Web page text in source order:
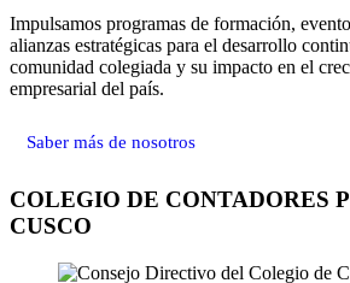
Impulsamos programas de formación,
alianzas estratégicas para el desarrollo
comunidad colegiada y su impacto en el
empresarial del país.
Saber más de nosotros
COLEGIO DE CONTADORES
CUSCO